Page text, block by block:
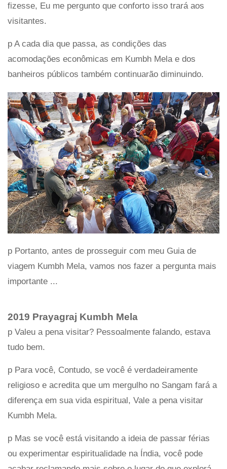
fizesse, Eu me pergunto que conforto isso trará aos
visitantes.
p A cada dia que passa, as condições das
acomodações econômicas em Kumbh Mela e dos
banheiros públicos também continuarão diminuindo.
p Portanto, antes de prosseguir com meu Guia de
viagem Kumbh Mela, vamos nos fazer a pergunta mais
importante ...
2019 Prayagraj Kumbh Mela
p Valeu a pena visitar? Pessoalmente falando, estava
tudo bem.
p Para você, Contudo, se você é verdadeiramente
religioso e acredita que um mergulho no Sangam fará a
diferença em sua vida espiritual, Vale a pena visitar
Kumbh Mela.
p Mas se você está visitando a ideia de passar férias
ou experimentar espiritualidade na Índia, você pode